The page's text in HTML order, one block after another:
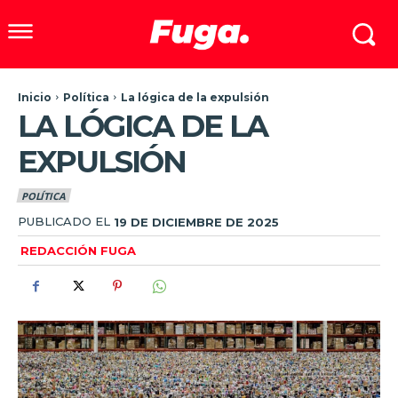
Inicio Política La lógica de la expulsión
LA LÓGICA DE LA
EXPULSIÓN
POLÍTICA
PUBLICADO EL 19 DE DICIEMBRE DE 2025
REDACCIÓN FUGA